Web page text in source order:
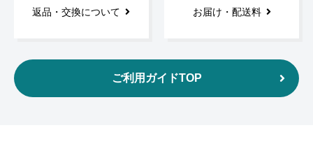
返品・交換について お届け・配送料
ご利用ガイドTOP